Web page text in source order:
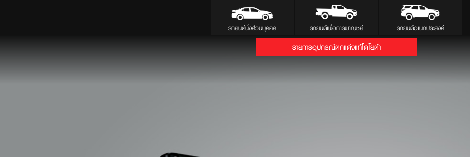
รถยนต์นั่งส่วนบุคคล รถยนต์เพื่อการพาณิชย์ รถยนต์อเนกประสงค์
รายการอุปกรณ์ตกแต่งแท้โตโยต้า